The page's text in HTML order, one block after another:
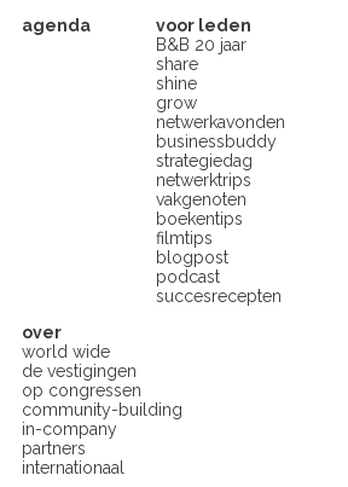
agenda
voor leden
B&B 20 jaar
share
shine
grow
netwerkavonden
businessbuddy
strategiedag
netwerktrips
vakgenoten
boekentips
filmtips
blogpost
podcast
succesrecepten
over
world wide
de vestigingen
op congressen
community-building
in-company
partners
internationaal